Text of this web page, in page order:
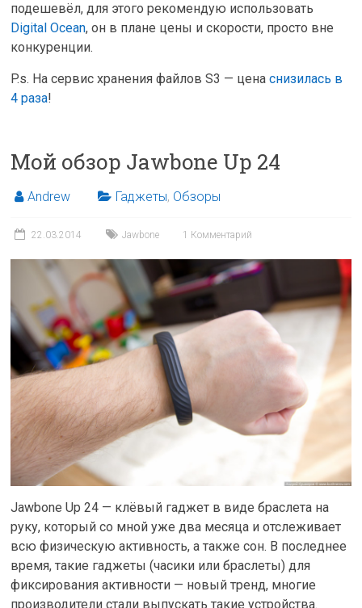
подешевёл, для этого рекомендую использовать
Digital Ocean, он в плане цены и скорости, просто вне
конкуренции.
P.s. На сервис хранения файлов S3 — ценаснизилась в
4 раза!
Мой обзор Jawbone Up 24
Andrew Гаджеты, Обзоры
22.03.2014 Jawbone 1 Комментарий
Jawbone Up 24 — клёвый гаджет в виде браслета на
руку, который со мной уже два месяца и отслеживает
всю физическую активность, а также сон. В последнее
время, такие гаджеты (часики или браслеты) для
фиксирования активности — новый тренд, многие
производители стали выпускать такие устройства.